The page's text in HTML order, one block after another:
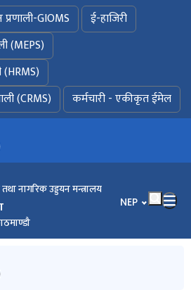
GIOMS
ई-हाजिरी
(MEPS)
(HRMS)
(CRMS)
कर्मचारी - एकीकृत ईमेल
नागरिक उड्डयन मन्त्रालय
भाषा चयन गर्नुहोस्
NEP
FACTS AND FIGURES 2026
सूचना ! (प्रकाशन मिति : २०८३।०३।०२)
FACTS AND FIGURES 2026
खेल सञ्चालन नगर्ने सम्बन्धी
सूचना ! (प्रकाशन मिति : २०८३।०३।०२)
सञ्चालन गर्ने प्रयोजनार्थ पेश गर्नुपर्ने